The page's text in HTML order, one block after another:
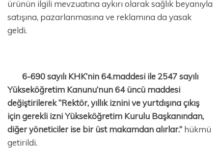
ürünün ilgili mevzuatına aykırı olarak sağlık beyanıyla
satışına, pazarlanmasına ve reklamına da yasak
geldi.
6-690 sayılı KHK’nin 64.maddesi ile 2547 sayılı
Yükseköğretim Kanunu’nun 64 üncü maddesi
değiştirilerek “Rektör, yıllık iznini ve yurtdışına çıkış
için gerekli izni Yükseköğretim Kurulu Başkanından,
diğer yöneticiler ise bir üst makamdan alırlar.” hükmü
getirildi.